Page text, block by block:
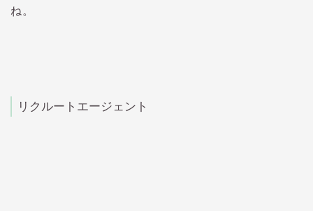
ね。
リクルートエージェント